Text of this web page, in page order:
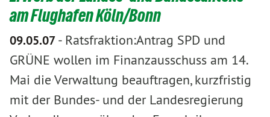
am Flughafen Köln/Bonn
09.05.07- Ratsfraktion:Antrag SPD und
GRÜNE wollen im Finanzausschuss am 14.
Mai die Verwaltung beauftragen, kurzfristig
mit der Bundes- und der Landesregierung